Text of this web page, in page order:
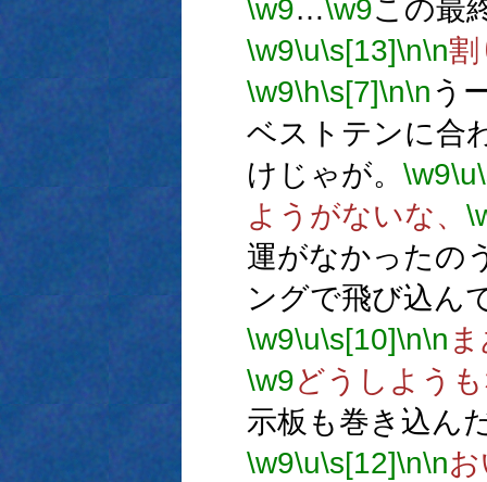
\w9…\w9この最
\w9\u\s[13]\n\n割
\w9\h\s[7]\n\n う
ベストテンに合
けじゃが。 \w9\u
ようがないな、
運がなかったの
ングで飛び込ん
\w9\u\s[10]\n\n
\w9どうしよう
示板も巻き込ん
\w9\u\s[12]\n\n